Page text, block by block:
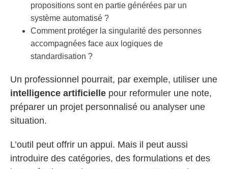
propositions sont en partie générées par un
système automatisé ?
Comment protéger la singularité des personnes
accompagnées face aux logiques de
standardisation ?
Un professionnel pourrait, par exemple, utiliser une
intelligence artificielle pour reformuler une note,
préparer un projet personnalisé ou analyser une
situation.
L’outil peut offrir un appui. Mais il peut aussi
introduire des catégories, des formulations et des